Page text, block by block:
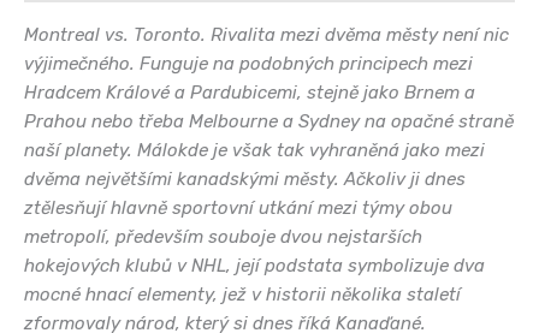
Montreal vs. Toronto. Rivalita mezi dvěma městy není nic
výjimečného. Funguje na podobných principech mezi
Hradcem Králové a Pardubicemi, stejně jako Brnem a
Prahou nebo třeba Melbourne a Sydney na opačné straně
naší planety. Málokde je však tak vyhraněná jako mezi
dvěma největšími kanadskými městy. Ačkoliv ji dnes
ztělesňují hlavně sportovní utkání mezi týmy obou
metropolí, především souboje dvou nejstarších
hokejových klubů v NHL, její podstata symbolizuje dva
mocné hnací elementy, jež v historii několika staletí
zformovaly národ, který si dnes říká Kanaďané.